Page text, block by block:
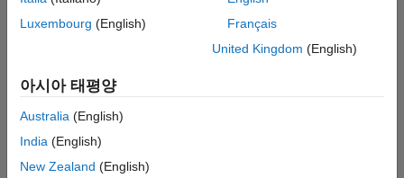
Luxembourg (English)
Français
United Kingdom (English)
아시아 태평양
Australia (English)
India (English)
New Zealand (English)
한국